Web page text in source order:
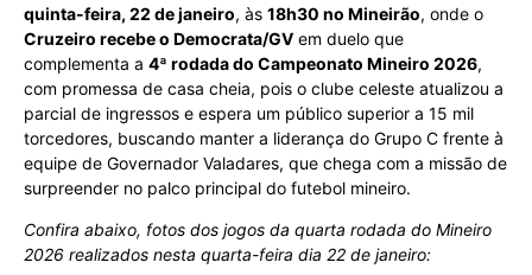
quinta-feira, 22 de janeiro, às 18h30 no Mineirão, onde o
Cruzeiro recebe o Democrata/GV em duelo que
complementa a 4ª rodada do Campeonato Mineiro 2026,
com promessa de casa cheia, pois o clube celeste atualizou a
parcial de ingressos e espera um público superior a 15 mil
torcedores, buscando manter a liderança do Grupo C frente à
equipe de Governador Valadares, que chega com a missão de
surpreender no palco principal do futebol mineiro.
Confira abaixo, fotos dos jogos da quarta rodada do Mineiro
2026 realizados nesta quarta-feira dia 22 de janeiro: